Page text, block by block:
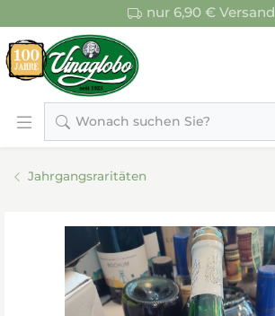
nur 6,90 € Versand
Wonach suchen Sie?
Jahrgangsraritäten